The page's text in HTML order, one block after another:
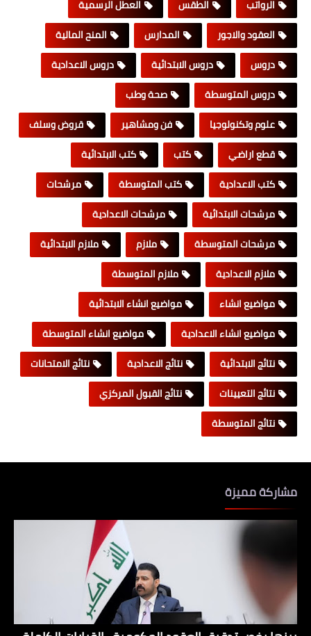
الرواتب
الطقس
العطل الرسمية
العقود والاجور
المدارس
المنح المالية
دروس
دروس الابتدائية
دروس الاعدادية
دروس المتوسطة
صحة وطب
علوم وتكنولوجيا
فن ومشاهير
قروض وسلف
قطع اراضي
كتب
كتب الابتدائية
كتب الاعدادية
كتب المتوسطة
مرشحات
مرشحات الابتدائية
مرشحات الاعدادية
مرشحات المتوسطة
ملازم
ملازم الابتدائية
ملازم الاعدادية
ملازم المتوسطة
مواضيع انشاء
مواضيع انشاء الابتدائية
مواضيع انشاء الاعدادية
مواضيع انشاء المتوسطة
نتائج الابتدائية
نتائج الاعدادية
نتائج الامتحانات
نتائج التعيينات
نتائج القبول المركزي
نتائج المتوسطة
مشاركة مميزة